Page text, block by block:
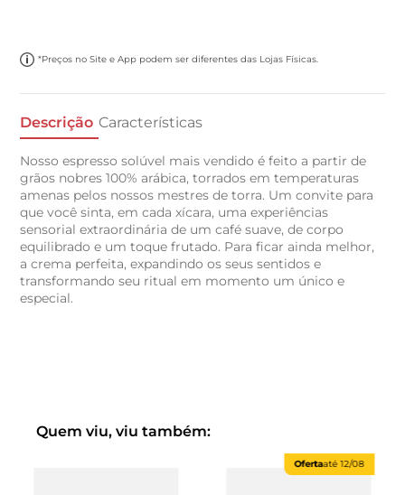
*Preços no Site e App podem ser diferentes das Lojas Físicas.
Descrição Características
Nosso espresso solúvel mais vendido é feito a partir de
grãos nobres 100% arábica, torrados em temperaturas
amenas pelos nossos mestres de torra. Um convite para
que você sinta, em cada xícara, uma experiências
sensorial extraordinária de um café suave, de corpo
equilibrado e um toque frutado. Para ficar ainda melhor,
a crema perfeita, expandindo os seus sentidos e
transformando seu ritual em momento um único e
especial.
Quem viu, viu também:
Ofertaaté12/08